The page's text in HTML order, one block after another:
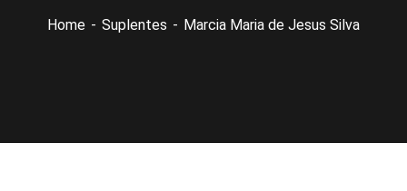
Home Suplentes Marcia Maria de Jesus Silva